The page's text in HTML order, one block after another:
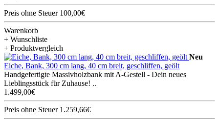
Preis ohne Steuer 100,00€
Warenkorb
+ Wunschliste
+ Produktvergleich
Neu
Eiche, Bank, 300 cm lang, 40 cm breit, geschliffen, geölt
Handgefertigte Massivholzbank mit A-Gestell - Dein neues
Lieblingsstück für Zuhause! ..
1.499,00€
Preis ohne Steuer 1.259,66€